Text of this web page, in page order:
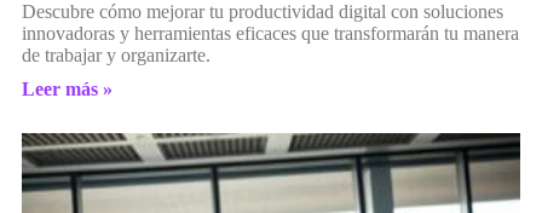
Descubre cómo mejorar tu productividad digital con soluciones
innovadoras y herramientas eficaces que transformarán tu manera
de trabajar y organizarte.
Leer más »